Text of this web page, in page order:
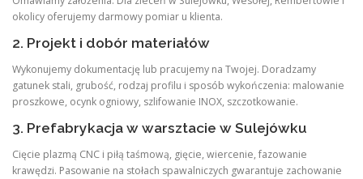
okolicy oferujemy darmowy pomiar u klienta.
2. Projekt i dobór materiałów
Wykonujemy dokumentację lub pracujemy na Twojej. Doradzamy
gatunek stali, grubość, rodzaj profilu i sposób wykończenia: malowanie
proszkowe, ocynk ogniowy, szlifowanie INOX, szczotkowanie.
3. Prefabrykacja w warsztacie w Sulejówku
Cięcie plazmą CNC i piłą taśmową, gięcie, wiercenie, fazowanie
krawędzi. Pasowanie na stołach spawalniczych gwarantuje zachowanie